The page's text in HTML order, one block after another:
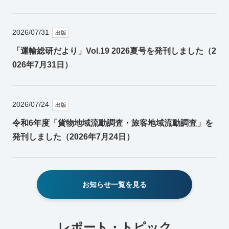
2026/07/31 出版
「運輸総研だより」Vol.19 2026夏号を発刊しました（2
026年7月31日）
2026/07/24 出版
令和6年度「貨物地域流動調査・旅客地域流動調査」を
発刊しました（2026年7月24日）
お知らせ一覧を見る